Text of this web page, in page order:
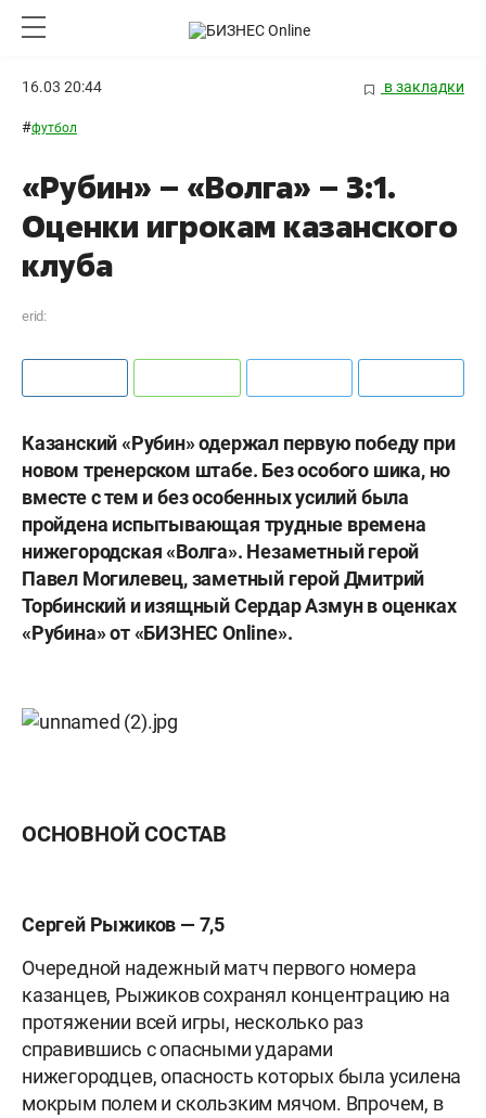
16.03 20:44 в закладки
#футбол
«Рубин» – «Волга» – 3:1.
Оценки игрокам казанского
клуба
erid:
Казанский «Рубин» одержал первую победу при
новом тренерском штабе. Без особого шика, но
вместе с тем и без особенных усилий была
пройдена испытывающая трудные времена
нижегородская «Волга». Незаметный герой
Павел Могилевец, заметный герой Дмитрий
Торбинский и изящный Сердар Азмун в оценках
«Рубина» от «БИЗНЕСOnline».
ОСНОВНОЙ СОСТАВ
Сергей Рыжиков — 7,5
Очередной надежный матч первого номера
казанцев, Рыжиков сохранял концентрацию на
протяжении всей игры, несколько раз
справившись с опасными ударами
нижегородцев, опасность которых была усилена
мокрым полем и скользким мячом. Впрочем, в